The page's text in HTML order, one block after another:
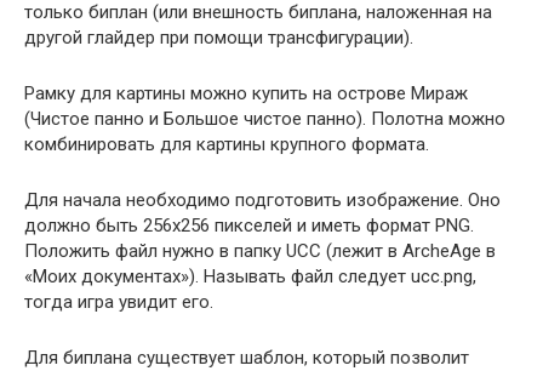
только биплан (или внешность биплана, наложенная на
другой глайдер при помощи трансфигурации).
Рамку для картины можно купить на острове Мираж
(Чистое панно и Большое чистое панно). Полотна можно
комбинировать для картины крупного формата.
Для начала необходимо подготовить изображение. Оно
должно быть 256х256 пикселей и иметь формат PNG.
Положить файл нужно в папку UCC (лежит в ArcheAge в
«Моих документах»). Называть файл следует ucc.png,
тогда игра увидит его.
Для биплана существует шаблон, который позволит